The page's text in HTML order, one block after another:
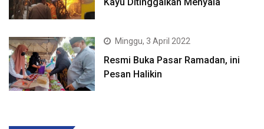
Minggu, 3 April 2022
Resmi Buka Pasar Ramadan, ini
Pesan Halikin